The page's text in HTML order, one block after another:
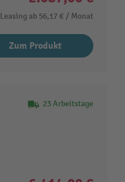
Leasing ab 56,17 € / Monat
Zum Produkt
23 Arbeitstage